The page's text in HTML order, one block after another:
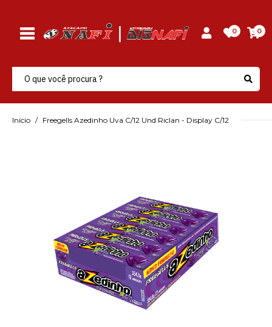
0 0
Início Freegells Azedinho Uva C/12 Und Riclan - Display C/12